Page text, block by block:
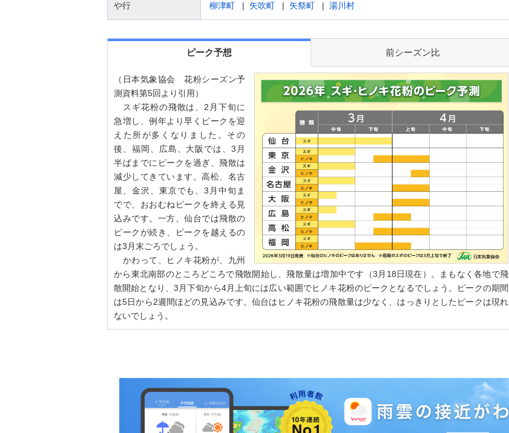
や行 柳津町 矢吹町 矢祭町 湯川村
ピーク予想 前シーズン比
（日本気象協会 花粉シーズン予
測資料第5回より引用）
スギ花粉の飛散は、2月下旬に
急増し、例年より早くピークを迎
えた所が多くなりました。その
後、福岡、広島、大阪では、3月
半ばまでにピークを過ぎ、飛散は
減少してきています。高松、名古
屋、金沢、東京でも、3月中旬ま
でで、おおむねピークを終える見
込みです。一方、仙台では飛散の
ピークが続き、ピークを越えるの
は3月末ごろでしょう。
かわって、ヒノキ花粉が、九州
から東北南部のところどころで飛散開始し、飛散量は増加中です（3月18日現在）。まもなく各地で飛
散開始となり、3月下旬から4月上旬には広い範囲でヒノキ花粉のピークとなるでしょう。ピークの期間
は5日から2週間ほどの見込みです。仙台はヒノキ花粉の飛散量は少なく、はっきりとしたピークは現れ
ないでしょう。